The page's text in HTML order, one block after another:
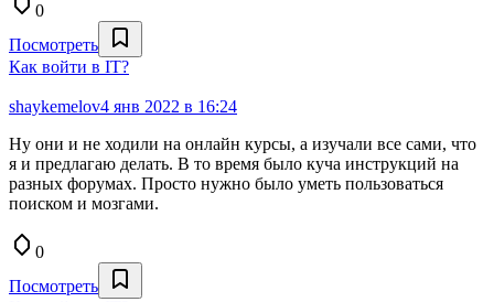
0
Посмотреть
Как войти в IT?
shaykemelov4 янв 2022 в 16:24
Ну они и не ходили на онлайн курсы, а изучали все сами, что
я и предлагаю делать. В то время было куча инструкций на
разных форумах. Просто нужно было уметь пользоваться
поиском и мозгами.
0
Посмотреть